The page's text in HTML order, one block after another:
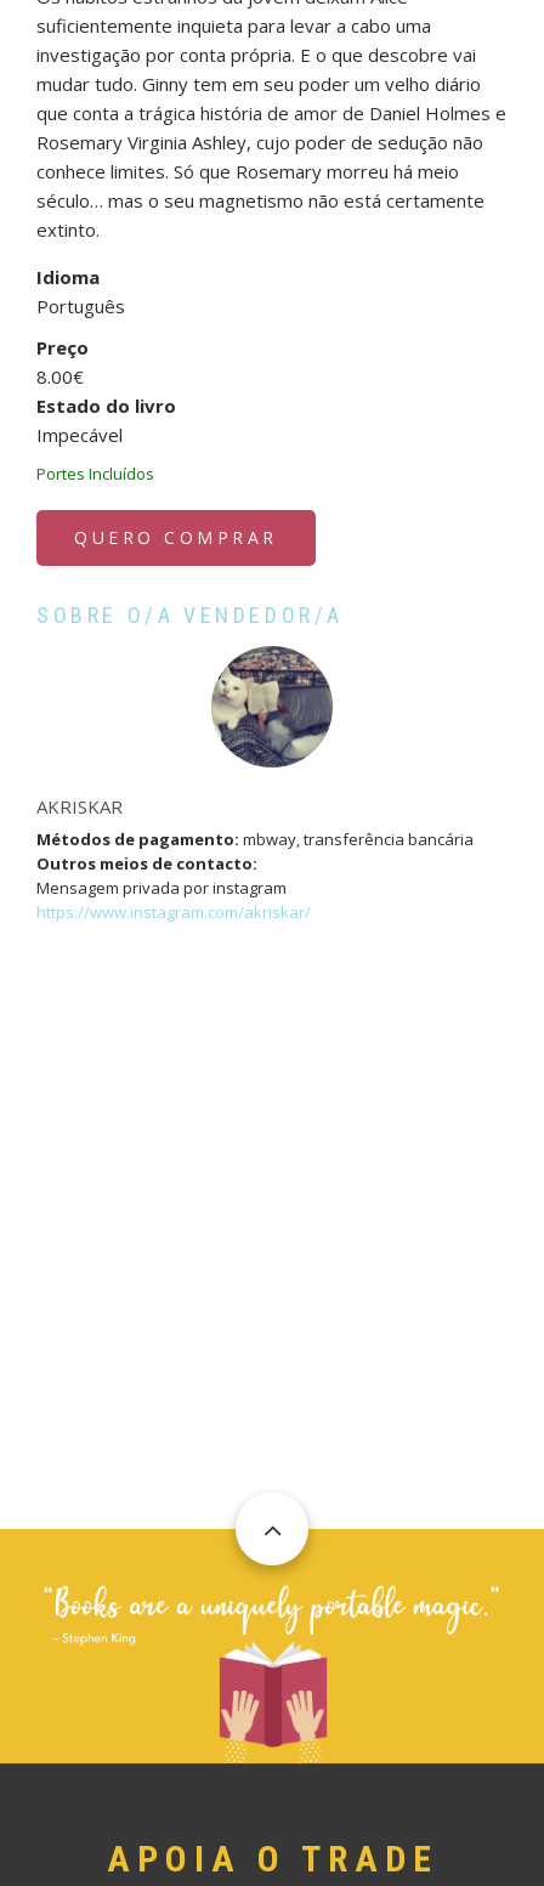
suficientemente inquieta para levar a cabo uma
investigação por conta própria. E o que descobre vai
mudar tudo. Ginny tem em seu poder um velho diário
que conta a trágica história de amor de Daniel Holmes e
Rosemary Virginia Ashley, cujo poder de sedução não
conhece limites. Só que Rosemary morreu há meio
século… mas o seu magnetismo não está certamente
extinto.
Idioma
Português
Preço
8.00€
Estado do livro
Impecável
Portes Incluídos
QUERO COMPRAR
SOBRE O/A VENDEDOR/A
AKRISKAR
Métodos de pagamento: mbway, transferência bancária
Outros meios de contacto:
Mensagem privada por instagram
https://www.instagram.com/akriskar/
APOIA O TRADE